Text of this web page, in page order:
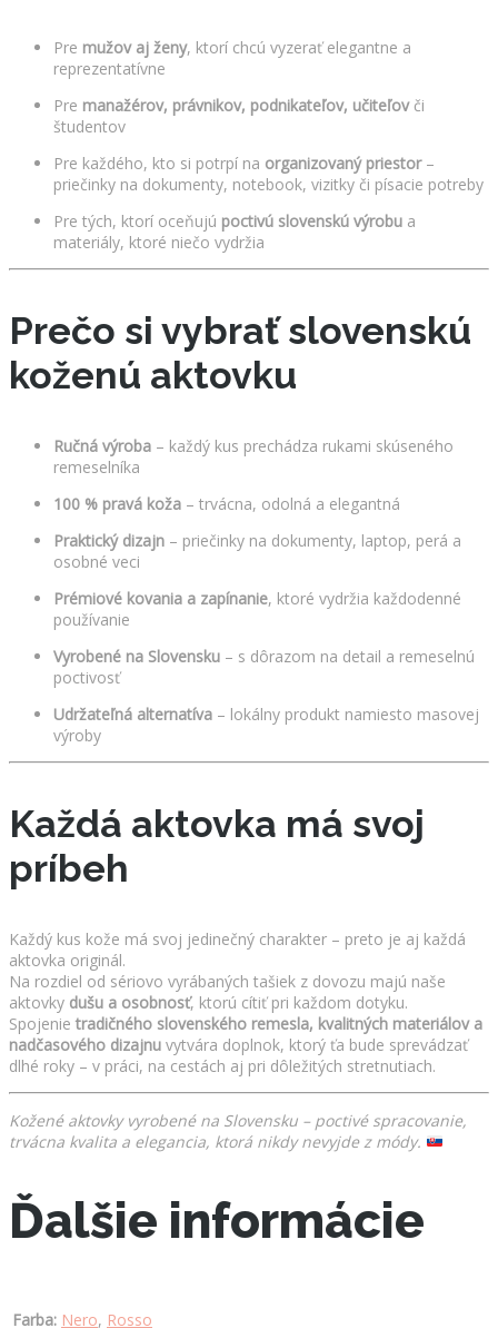
Pre mužov aj ženy, ktorí chcú vyzerať elegantne a
reprezentatívne
Pre manažérov, právnikov, podnikateľov, učiteľovči
študentov
Pre každého, kto si potrpí na organizovaný priestor–
priečinky na dokumenty, notebook, vizitky či písacie potreby
Pre tých, ktorí oceňujú poctivú slovenskú výrobu a
materiály, ktoré niečo vydržia
Prečo si vybrať slovenskú
koženú aktovku
Ručná výroba – každý kus prechádza rukami skúseného
remeselníka
100 % pravá koža – trvácna, odolná a elegantná
Praktický dizajn – priečinky na dokumenty, laptop, perá a
osobné veci
Prémiové kovania a zapínanie, ktoré vydržia každodenné
používanie
Vyrobené na Slovensku – s dôrazom na detail a remeselnú
poctivosť
Udržateľná alternatíva – lokálny produkt namiesto masovej
výroby
Každá aktovka má svoj
príbeh
Každý kus kože má svoj jedinečný charakter – preto je aj každá
aktovka originál.
Na rozdiel od sériovo vyrábaných tašiek z dovozu majú naše
aktovky dušu a osobnosť, ktorú cítiť pri každom dotyku.
Spojenietradičného slovenského remesla, kvalitných materiálov a
nadčasového dizajnu vytvára doplnok, ktorý ťa bude sprevádzať
dlhé roky – v práci, na cestách aj pri dôležitých stretnutiach.
Kožené aktovky vyrobené na Slovensku – poctivé spracovanie,
trvácna kvalita a elegancia, ktorá nikdy nevyjde z módy.
Ďalšie informácie
Farba: Nero, Rosso